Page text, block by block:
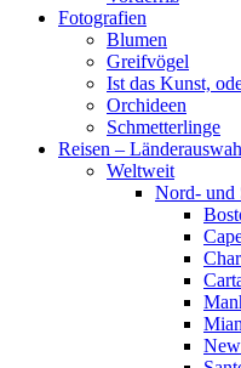
Fotografien
Blumen
Greifvögel
Ist das Kunst,
Orchideen
Schmetterlinge
Reisen –
Weltweit
Nord- und